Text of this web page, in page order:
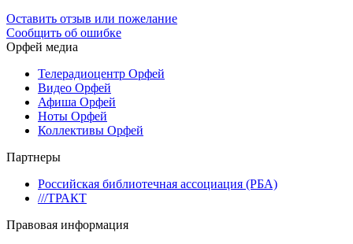
Оставить отзыв или пожелание
Сообщить об ошибке
Орфей медиа
Телерадиоцентр Орфей
Видео Орфей
Афиша Орфей
Ноты Орфей
Коллективы Орфей
Партнеры
Российская библиотечная ассоциация (РБА)
///ТРАКТ
Правовая информация